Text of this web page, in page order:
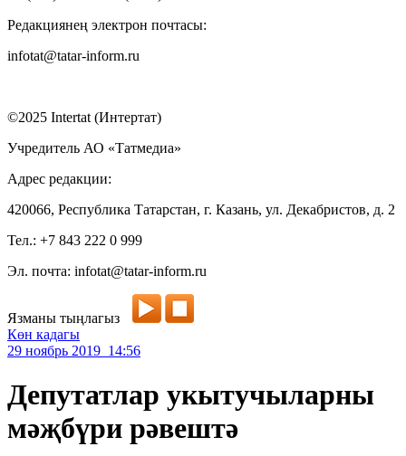
Редакциянең электрон почтасы:
infotat@tatar-inform.ru
©2025 Intertat (Интертат)
Учредитель АО «Татмедиа»
Адрес редакции:
420066, Республика Татарстан, г. Казань, ул. Декабристов, д. 2
Тел.: +7 843 222 0 999
Эл. почта: infotat@tatar-inform.ru
Язманы тыңлагыз
Көн кадагы
29 ноябрь 2019 14:56
Депутатлар укытучыларны
мәҗбүри рәвештә